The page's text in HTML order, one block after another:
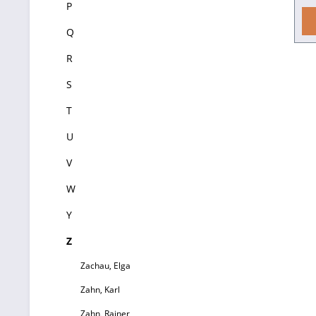
P
Q
R
S
T
U
V
W
Y
Z
Zachau, Elga
Zahn, Karl